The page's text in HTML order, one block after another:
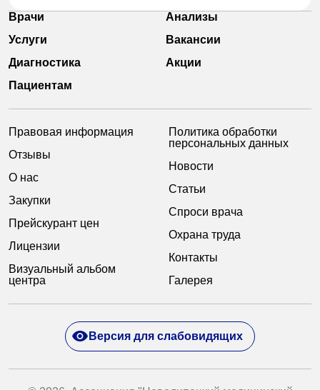
Санаторий-профилакторий
«Парус»
Адрес
Ленинский лесхоз, квартал 67
Понедельник — четверг
перерыв 12:00–12:30
Пятница
перерыв 12:00–12:30
Версия для слабовидящих
Врачи
Анализы
Услуги
Вакансии
Диагностика
Акции
Пациентам
Правовая информация
Отзывы
О нас
Закупки
Прейскурант цен
Лицензии
Визуальный альбом
центра
Политика обработки
персональных данных
Новости
Статьи
Спроси врача
Охрана труда
Контакты
Галерея
Версия для слабовидящих